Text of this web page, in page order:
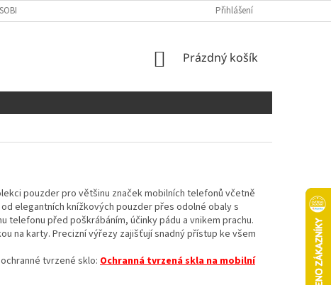
ÚDAJŮ Přihlášení
NÁKUPNÍ
Prázdný košík
pouzder pro většinu značek mobilních telefonů včetně
elegantních knížkových pouzder přes odolné obaly s
telefonu před poškrábáním, účinky pádu a vnikem prachu.
na karty. Precizní výřezy zajišťují snadný přístup ke všem
tvrzené sklo: Ochranná tvrzená skla na mobilní